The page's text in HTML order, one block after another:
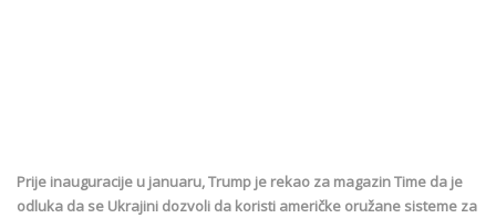
Prije inauguracije u januaru, Trump je rekao za magazin Time da je
odluka da se Ukrajini dozvoli da koristi američke oružane sisteme za